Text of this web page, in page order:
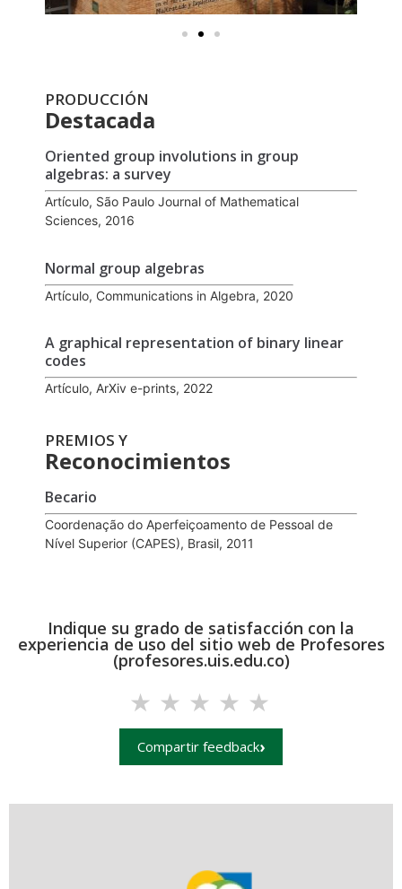
PRODUCCIÓN
Destacada
Oriented group involutions in group
algebras: a survey
Artículo, São Paulo Journal of Mathematical
Sciences, 2016
Normal group algebras
Artículo, Communications in Algebra, 2020
A graphical representation of binary linear
codes
Artículo, ArXiv e-prints, 2022
PREMIOS Y
Reconocimientos
Becario
Coordenação do Aperfeiçoamento de Pessoal de
Nível Superior (CAPES), Brasil, 2011
Indique su grado de satisfacción con la
experiencia de uso del sitio web de Profesores
(profesores.uis.edu.co)